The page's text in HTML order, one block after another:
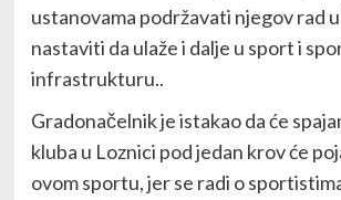
ustanovama podržavati njegov rad
nastaviti da ulaže i dalje u sport i
infrastrukturu..
Gradonačelnik je istakao da će
kluba u Loznici pod jedan krov će
ovom sportu, jer se radi o